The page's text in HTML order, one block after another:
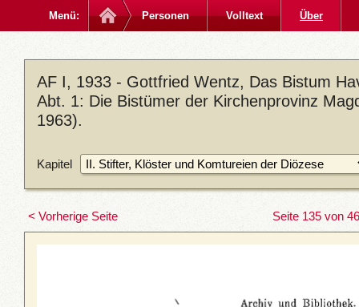
Menü: Personen Volltext Über
AF I, 1933 - Gottfried Wentz, Das Bistum
Abt. 1: Die Bistümer der Kirchenprovinz
1963).
Kapitel
< Vorherige Seite Seite 135 von